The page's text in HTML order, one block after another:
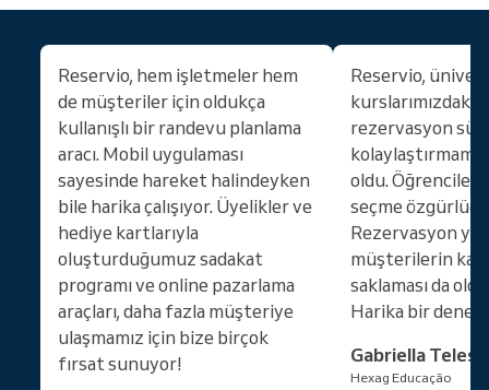
Reservio, hem işletmeler hem
de müşteriler için oldukça
kullanışlı bir randevu planlama
aracı. Mobil uygulaması
sayesinde hareket halindeyken
bile harika çalışıyor. Üyelikler ve
hediye kartlarıyla
oluşturduğumuz sadakat
programı ve online pazarlama
araçları, daha fazla müşteriye
ulaşmamız için bize birçok
fırsat sunuyor!
Reservio,
kurslarımızdaki
rezervasyon
oldu. Öğrenciler
seçme
Rezervasyon
müşterilerin
saklaması da
Harika bir
Gabriella Teles
Hexag Educação